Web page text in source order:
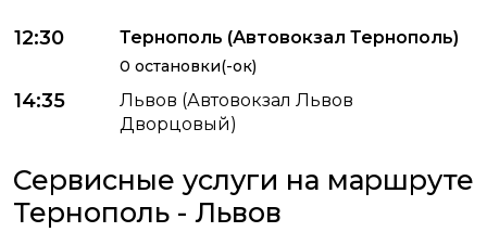
12:30 Тернополь (Автовокзал Тернополь)
0 остановки(-ок)
14:35
Львов (Автовокзал Львов
Дворцовый)
Сервисные услуги на маршруте
Тернополь - Львов